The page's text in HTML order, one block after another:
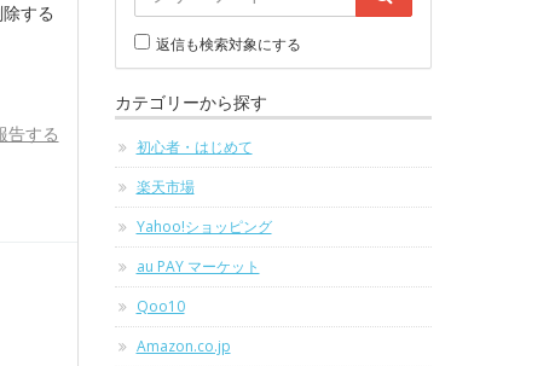
する
告する
返信も検索対象にする
カテゴリーから探す
初心者・はじめて
楽天市場
Yahoo!ショッピング
au PAY マーケット
Qoo10
Amazon.co.jp